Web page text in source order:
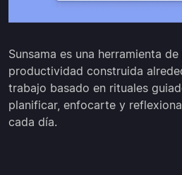
Sunsama es una herramienta
productividad construida
trabajo basado en rituales
planificar, enfocarte y
cada día.